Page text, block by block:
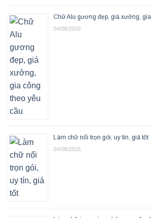
Chữ Alu gương đẹp, giá xưởng, gia
04/08/2026
Làm chữ nổi trọn gói, uy tín, giá tốt
04/08/2026